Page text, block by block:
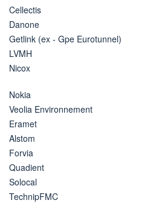
Cellectis
Danone
Getlink (ex - Gpe Eurotunnel)
LVMH
Nicox
Nokia
Veolia Environnement
Eramet
Alstom
Forvia
Quadient
Solocal
TechnipFMC